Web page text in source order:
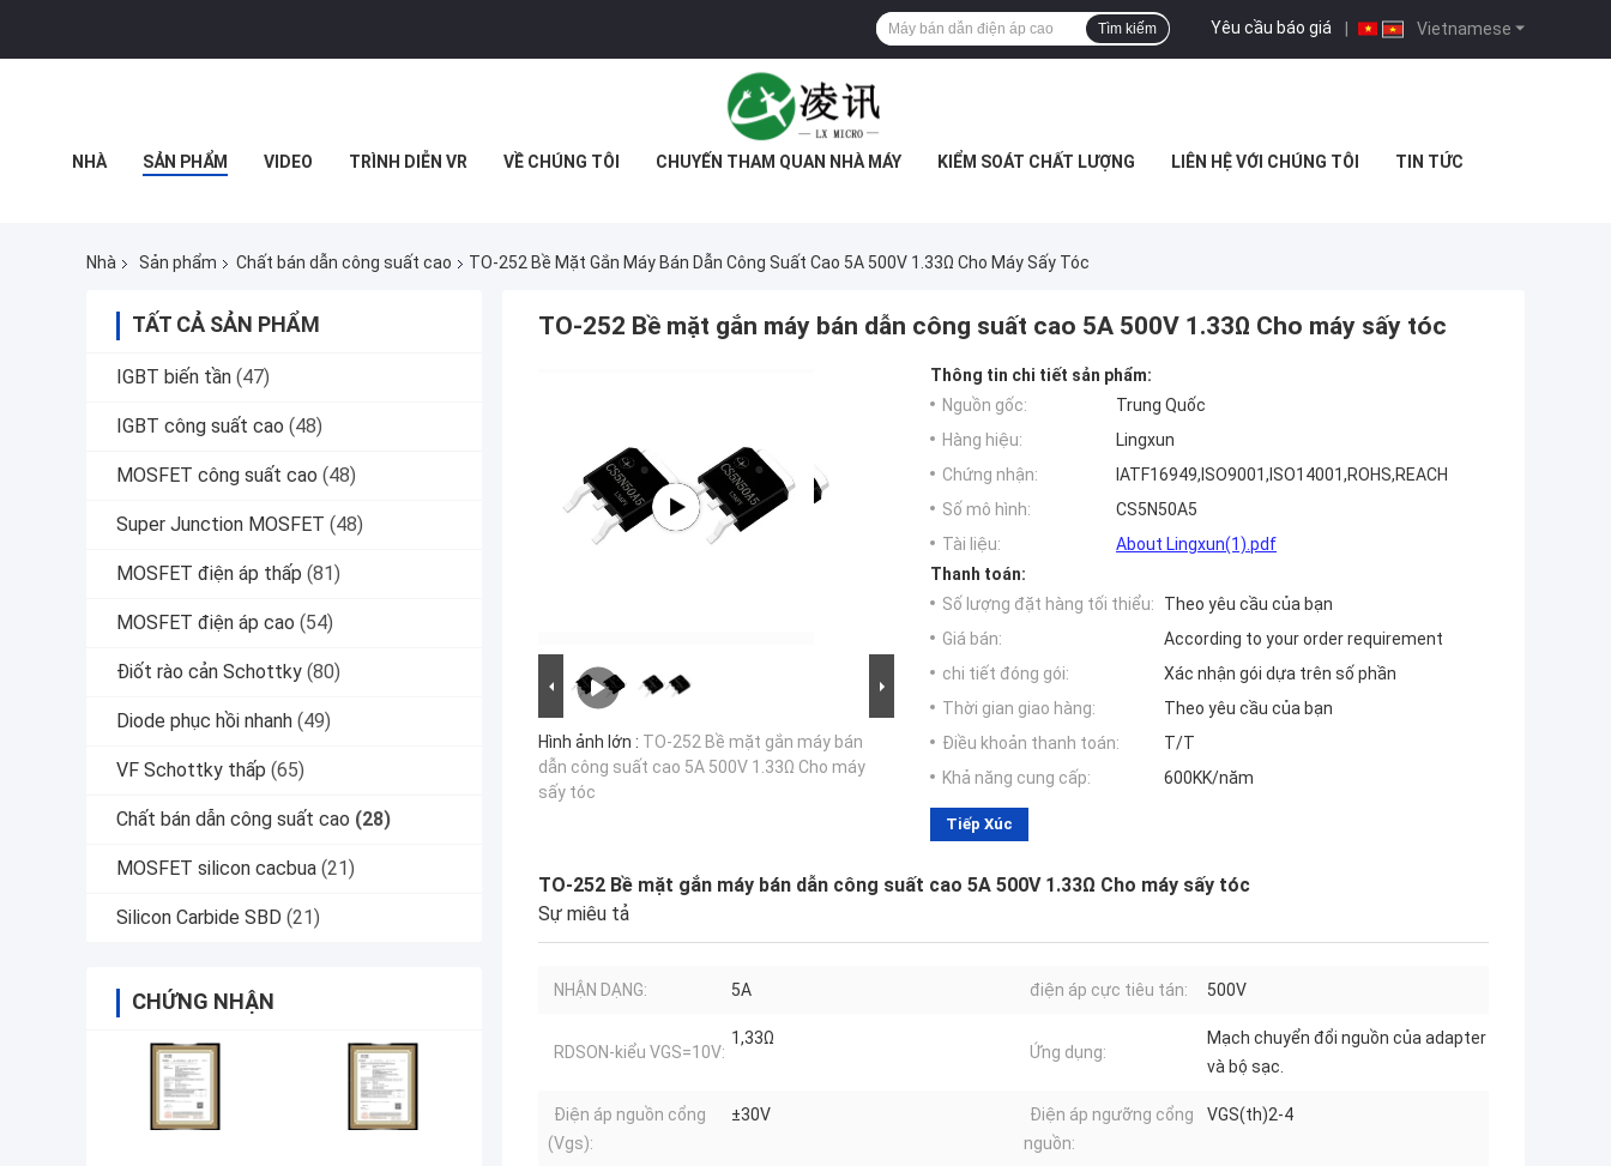
Vietnamese
Yêu cầu báo giá |
Tìm kiếm
NHÀ SẢN PHẨM VIDEO TRÌNH DIỄN VR VỀ CHÚNG TÔI CHUYẾN THAM QUAN NHÀ MÁY KIỂM SOÁT CHẤT LƯỢNG LIÊN HỆ VỚI CHÚNG TÔI TIN TỨC
Nhà Sản phẩm Chất bán dẫn công suất cao TO-252 Bề Mặt Gắn Máy Bán Dẫn Công Suất Cao 5A 500V 1.33Ω Cho Máy Sấy Tóc
TẤT CẢ SẢN PHẨM
IGBT biến tần (47)
IGBT công suất cao (48)
MOSFET công suất cao (48)
Super Junction MOSFET (48)
MOSFET điện áp thấp (81)
MOSFET điện áp cao (54)
Điốt rào cản Schottky (80)
Diode phục hồi nhanh (49)
VF Schottky thấp (65)
Chất bán dẫn công suất cao (28)
MOSFET silicon cacbua (21)
Silicon Carbide SBD (21)
CHỨNG NHẬN
TO-252 Bề mặt gắn máy bán dẫn công suất cao 5A 500V 1.33Ω Cho máy sấy tóc
Hình ảnh lớn : TO-252 Bề mặt gắn máy bán
dẫn công suất cao 5A 500V 1.33Ω Cho máy
sấy tóc
Thông tin chi tiết sản phẩm:
Nguồn gốc:
Trung Quốc
Hàng hiệu:
Lingxun
Chứng nhận:
IATF16949,ISO9001,ISO14001,ROHS,REACH
Số mô hình:
CS5N50A5
Tài liệu:
About Lingxun(1).pdf
Thanh toán:
Số lượng đặt hàng tối thiểu:
Theo yêu cầu của bạn
Giá bán:
According to your order requirement
chi tiết đóng gói:
Xác nhận gói dựa trên số phần
Thời gian giao hàng:
Theo yêu cầu của bạn
Điều khoản thanh toán:
T/T
Khả năng cung cấp:
600KK/năm
Tiếp Xúc
TO-252 Bề mặt gắn máy bán dẫn công suất cao 5A 500V 1.33Ω Cho máy sấy tóc
Sự miêu tả
NHẬN DẠNG: 5A điện áp cực tiêu tán: 500V
RDSON-kiểu VGS=10V:
1,33Ω
Ứng dụng:
Mạch chuyển đổi nguồn của adapter
và bộ sạc.
Điện áp nguồn cổng
(Vgs):
±30V
Điện áp ngưỡng cổng
nguồn:
VGS(th)2-4